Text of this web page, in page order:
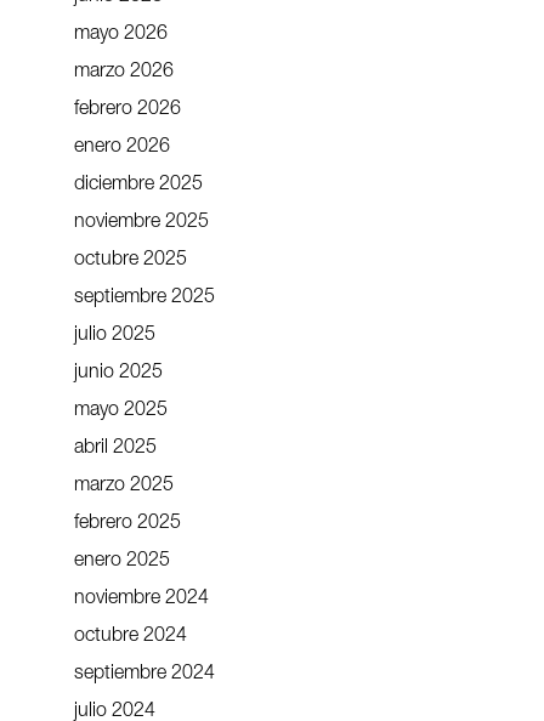
mayo 2026
marzo 2026
febrero 2026
enero 2026
diciembre 2025
noviembre 2025
octubre 2025
septiembre 2025
julio 2025
junio 2025
mayo 2025
abril 2025
marzo 2025
febrero 2025
enero 2025
noviembre 2024
octubre 2024
septiembre 2024
julio 2024